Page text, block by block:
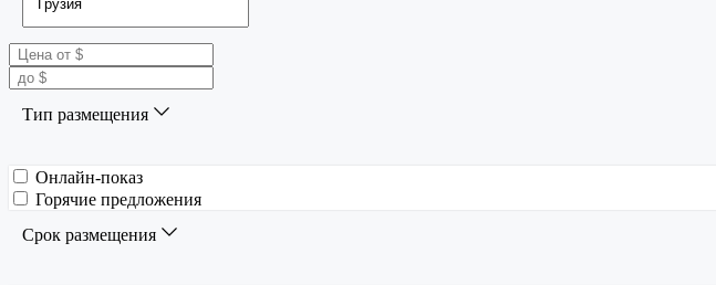
Тип размещения
Онлайн-показ
Горячие предложения
Срок размещения